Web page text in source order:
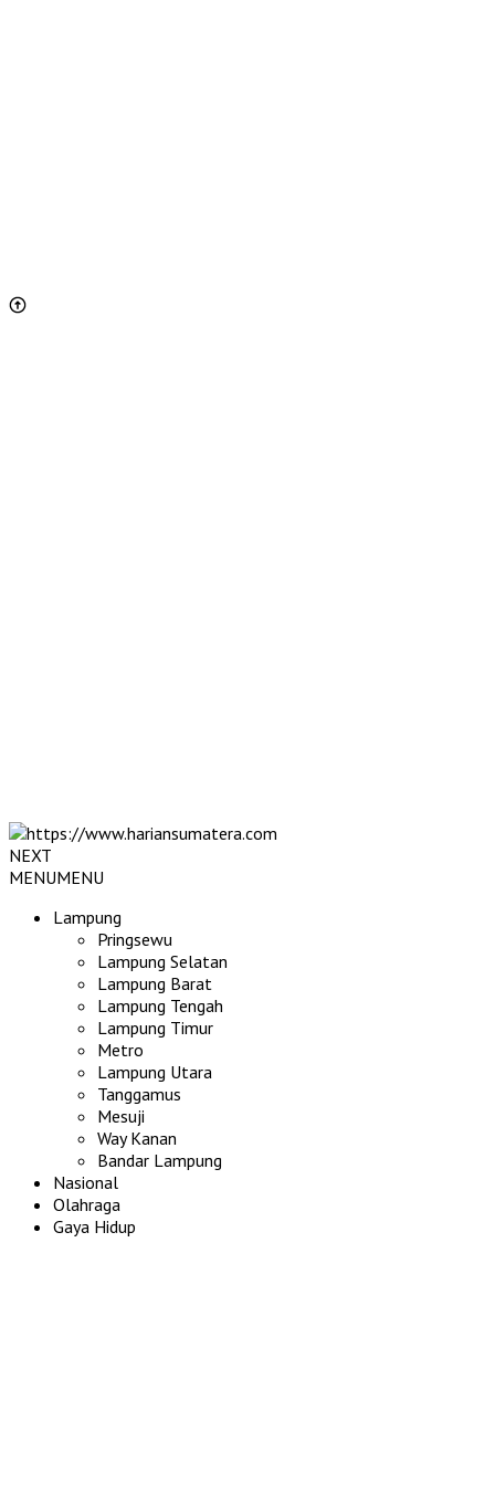
NEXT
MENUMENU
Lampung
Pringsewu
Lampung Selatan
Lampung Barat
Lampung Tengah
Lampung Timur
Metro
Lampung Utara
Tanggamus
Mesuji
Way Kanan
Bandar Lampung
Nasional
Olahraga
Gaya Hidup